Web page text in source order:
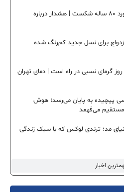
اخبار
تورم ۶۶ درصدی در ایران؛ رکورد ۸۰ ساله شکست | هشدار درباره
برای نسل جدید کم‌رنگ شده
هشدار هواشناسی؛ ۴۰ تا ۵۰ روز گرمای نسبی در راه است | دمای تهران
پیچیده به پایان می‌رسد؛ هوش
می‌فهمد
مد؛ ترندی لوکس که با سبک زندگی